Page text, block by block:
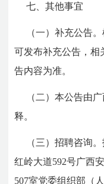
七、其他事宜
（一）补充公告。
可发布补充公告，相
告内容为准。
（二）本公告由
释。
（三）招聘咨询。
红岭大道592号广西
507室党委组织部（